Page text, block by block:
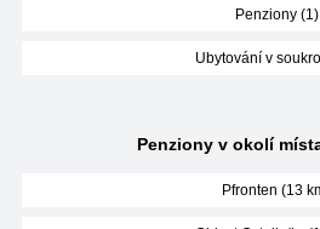
Penziony (1)
Ubytování v
Penziony v okolí
Pfronten (13